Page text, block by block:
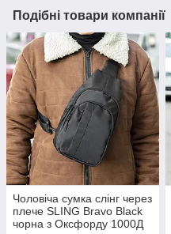
Подібні товари компанії
Чоловіча сумка слінг через
плече SLING Bravo Black
чорна з Оксфорду 1000Д